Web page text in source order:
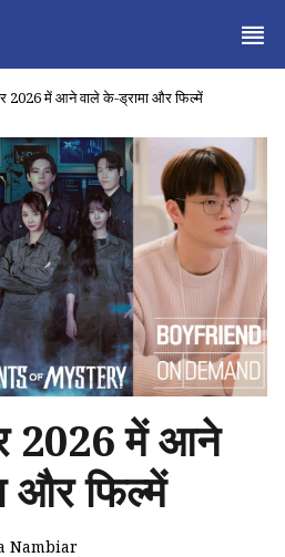
2026 में आने वाले के-ड्रामा और फिल्में
2026 में आने
और फिल्में
Nambiar